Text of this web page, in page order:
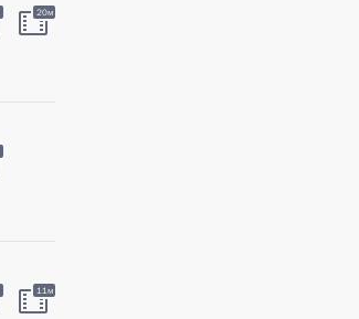
20м
11м